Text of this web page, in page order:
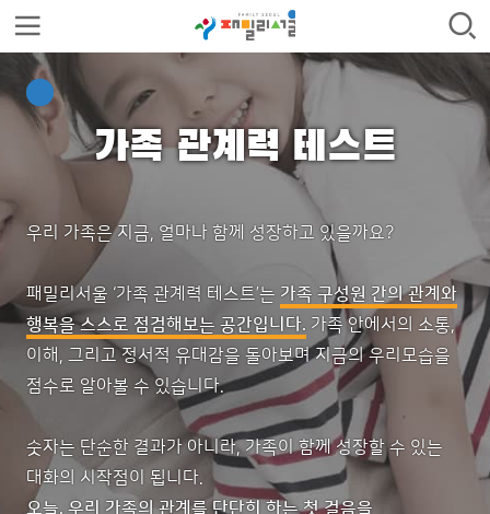
가족 관계력 테스트
우리 가족은 지금, 얼마나 함께 성장하고 있을까요?
패밀리서울 ‘가족 관계력 테스트’는 가족 구성원 간의 관계와
행복을 스스로 점검해보는 공간입니다. 가족 안에서의 소통,
이해, 그리고 정서적 유대감을 돌아보며 지금의 우리모습을
점수로 알아볼 수 있습니다.
숫자는 단순한 결과가 아니라, 가족이 함께 성장할 수 있는
대화의 시작점이 됩니다.
오늘, 우리 가족의 관계를 단단히 하는 첫 걸음을